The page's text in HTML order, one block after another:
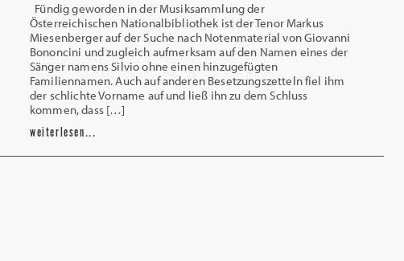
Fündig geworden in der Musiksammlung der
Österreichischen Nationalbibliothek ist der Tenor Markus
Miesenberger auf der Suche nach Notenmaterial von Giovanni
Bononcini und zugleich aufmerksam auf den Namen eines der
Sänger namens Silvio ohne einen hinzugefügten
Familiennamen. Auch auf anderen Besetzungszetteln fiel ihm
der schlichte Vorname auf und ließ ihn zu dem Schluss
kommen, dass […]
weiterlesen...